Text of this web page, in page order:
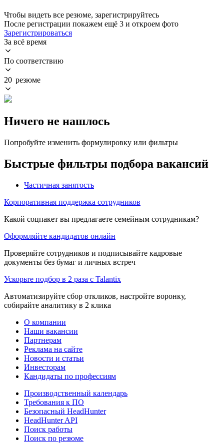
Чтобы видеть все резюме, зарегистрируйтесь
После регистрации покажем ещё 3 и откроем фото
Зарегистрироваться
За всё время
По соответствию
20 резюме
Ничего не нашлось
Попробуйте изменить формулировку или фильтры
Быстрые фильтры подбора вакансий
Частичная занятость
Корпоративная поддержка сотрудников
Какой соцпакет вы предлагаете семейным сотрудникам?
Оформляйте кандидатов онлайн
Проверяйте сотрудников и подписывайте кадровые
документы без бумаг и личных встреч
Ускорьте подбор в 2 раза с Talantix
Автоматизируйте сбор откликов, настройте воронку,
собирайте аналитику в 2 клика
О компании
Наши вакансии
Партнерам
Реклама на сайте
Новости и статьи
Инвесторам
Кандидаты по профессиям
Производственный календарь
Требования к ПО
Безопасный HeadHunter
HeadHunter API
Поиск работы
Поиск по резюме